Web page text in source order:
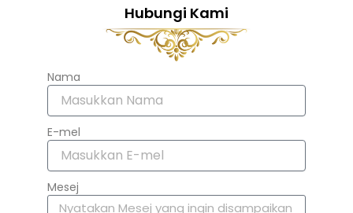
Hubungi Kami
Nama
E-mel
Mesej